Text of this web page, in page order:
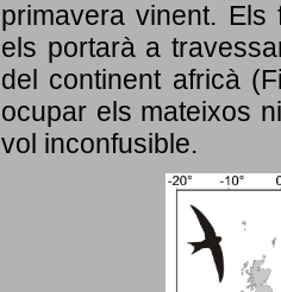
primavera vinent. Els
els portarà a
del continent africà
ocupar els mateixos
vol inconfusible.